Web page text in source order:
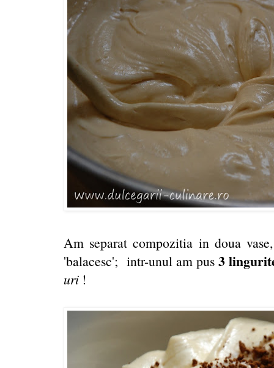
Am separat compozitia in doua
'balacesc'; intr-unul am pus 3
uri !